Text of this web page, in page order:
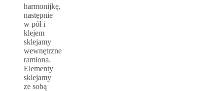
harmonijkę,
następnie
w pół i
klejem
sklejamy
wewnętrzne
ramiona.
Elementy
sklejamy
ze sobą